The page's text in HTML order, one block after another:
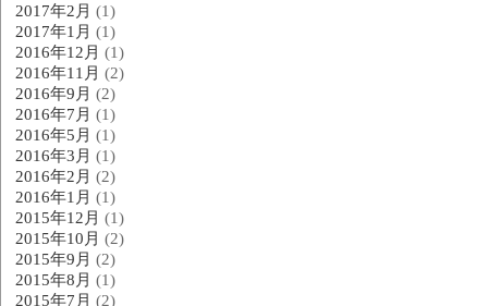
2017年2月 (1)
2017年1月 (1)
2016年12月 (1)
2016年11月 (2)
2016年9月 (2)
2016年7月 (1)
2016年5月 (1)
2016年3月 (1)
2016年2月 (2)
2016年1月 (1)
2015年12月 (1)
2015年10月 (2)
2015年9月 (2)
2015年8月 (1)
2015年7月 (2)